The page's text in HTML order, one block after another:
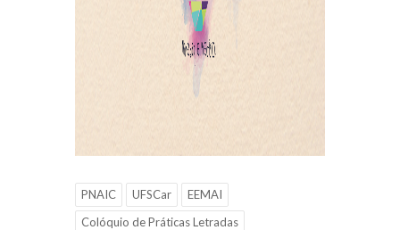
PNAIC UFSCar
EEMAI
Colóquio de Práticas Letradas